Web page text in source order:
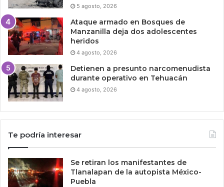
5 agosto, 2026
Ataque armado en Bosques de
Manzanilla deja dos adolescentes
heridos
4 agosto, 2026
Detienen a presunto narcomenudista
durante operativo en Tehuacán
4 agosto, 2026
Te podría interesar
Se retiran los manifestantes de
Tlanalapan de la autopista México-
Puebla